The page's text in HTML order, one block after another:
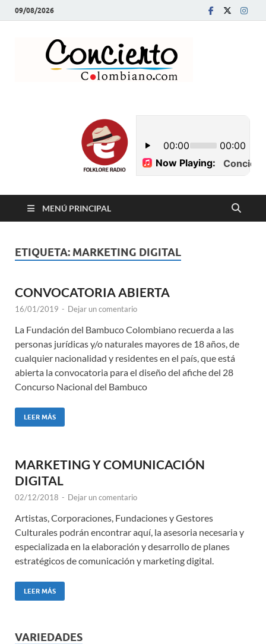
09/08/2026
MENÚ PRINCIPAL
ETIQUETA: MARKETING DIGITAL
CONVOCATORIA ABIERTA
16/01/2019 - Dejar un comentario
La Fundación del Bambuco Colombiano recuerda a las
personas jurídicas y/o naturales mayores de 18 años, de
cualquier nacionalidad y residentes en el país, que está
abierta la convocatoria para el diseño del afiche del 28
Concurso Nacional del Bambuco
LEER MÁS
MARKETING Y COMUNICACIÓN
DIGITAL
02/12/2018 - Dejar un comentario
Artistas, Corporaciones, Fundaciones y Gestores
Culturales podrán encontrar aquí, la asesoria necesaria y
especializada en la elaboración y desarrollo de planes
estratégicos de comunicación y marketing digital.
LEER MÁS
VARIEDADES